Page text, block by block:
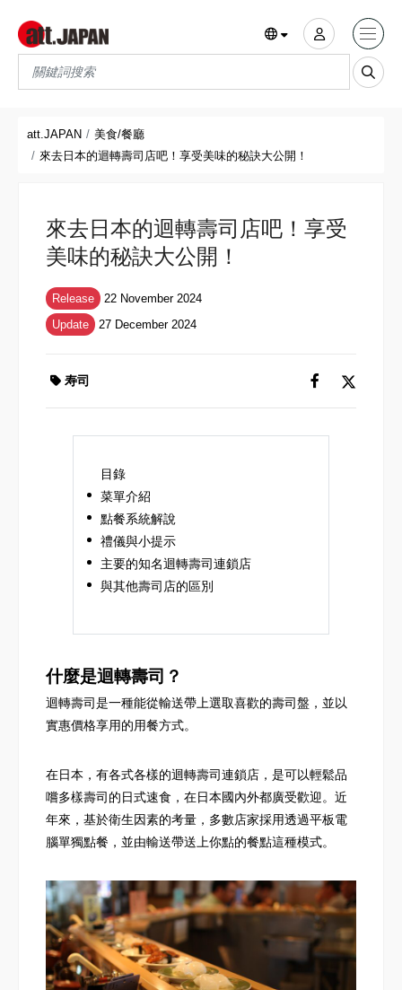
Translations title cont
att.JAPAN
美食/餐廳
來去日本的迴轉壽司店吧！享受美味的秘訣大公開！
來去日本的迴轉壽司店吧！享受
美味的秘訣大公開！
Release
22 November 2024
Update
27 December 2024
寿司
目錄
菜單介紹
點餐系統解說
禮儀與小提示
主要的知名迴轉壽司連鎖店
與其他壽司店的區別
什麼是迴轉壽司？
迴轉壽司是一種能從輸送帶上選取喜歡的壽司盤，並以
實惠價格享用的用餐方式。
在日本，有各式各樣的迴轉壽司連鎖店，是可以輕鬆品
嚐多樣壽司的日式速食，在日本國內外都廣受歡迎。近
年來，基於衛生因素的考量，多數店家採用透過平板電
腦單獨點餐，並由輸送帶送上你點的餐點這種模式。